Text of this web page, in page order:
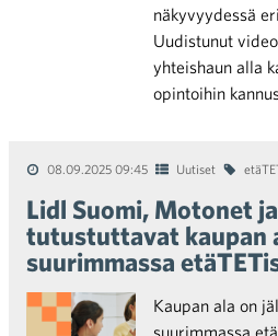
näkyvyydessä
Uudistunut
yhteishaun alla
opintoihin
08.09.2025 09:45 Uutiset
Lidl Suomi, Motonet
tutustuttavat kaupan
suurimmassa
Kaupan ala on
suurimmassa